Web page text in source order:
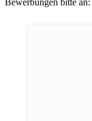
Bewerbungen bitte an: